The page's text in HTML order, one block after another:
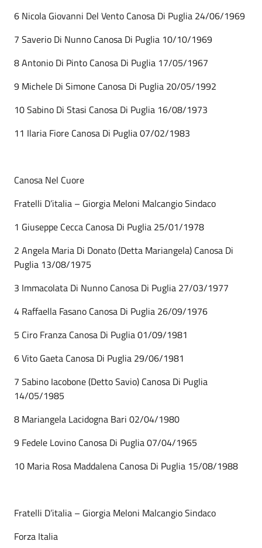
6 Nicola Giovanni Del Vento Canosa Di Puglia 24/06/1969
7 Saverio Di Nunno Canosa Di Puglia 10/10/1969
8 Antonio Di Pinto Canosa Di Puglia 17/05/1967
9 Michele Di Simone Canosa Di Puglia 20/05/1992
10 Sabino Di Stasi Canosa Di Puglia 16/08/1973
11 Ilaria Fiore Canosa Di Puglia 07/02/1983
Canosa Nel Cuore
Fratelli D’italia – Giorgia Meloni Malcangio Sindaco
1 Giuseppe Cecca Canosa Di Puglia 25/01/1978
2 Angela Maria Di Donato (Detta Mariangela) Canosa Di
Puglia 13/08/1975
3 Immacolata Di Nunno Canosa Di Puglia 27/03/1977
4 Raffaella Fasano Canosa Di Puglia 26/09/1976
5 Ciro Franza Canosa Di Puglia 01/09/1981
6 Vito Gaeta Canosa Di Puglia 29/06/1981
7 Sabino Iacobone (Detto Savio) Canosa Di Puglia
14/05/1985
8 Mariangela Lacidogna Bari 02/04/1980
9 Fedele Lovino Canosa Di Puglia 07/04/1965
10 Maria Rosa Maddalena Canosa Di Puglia 15/08/1988
Fratelli D’italia – Giorgia Meloni Malcangio Sindaco
Forza Italia